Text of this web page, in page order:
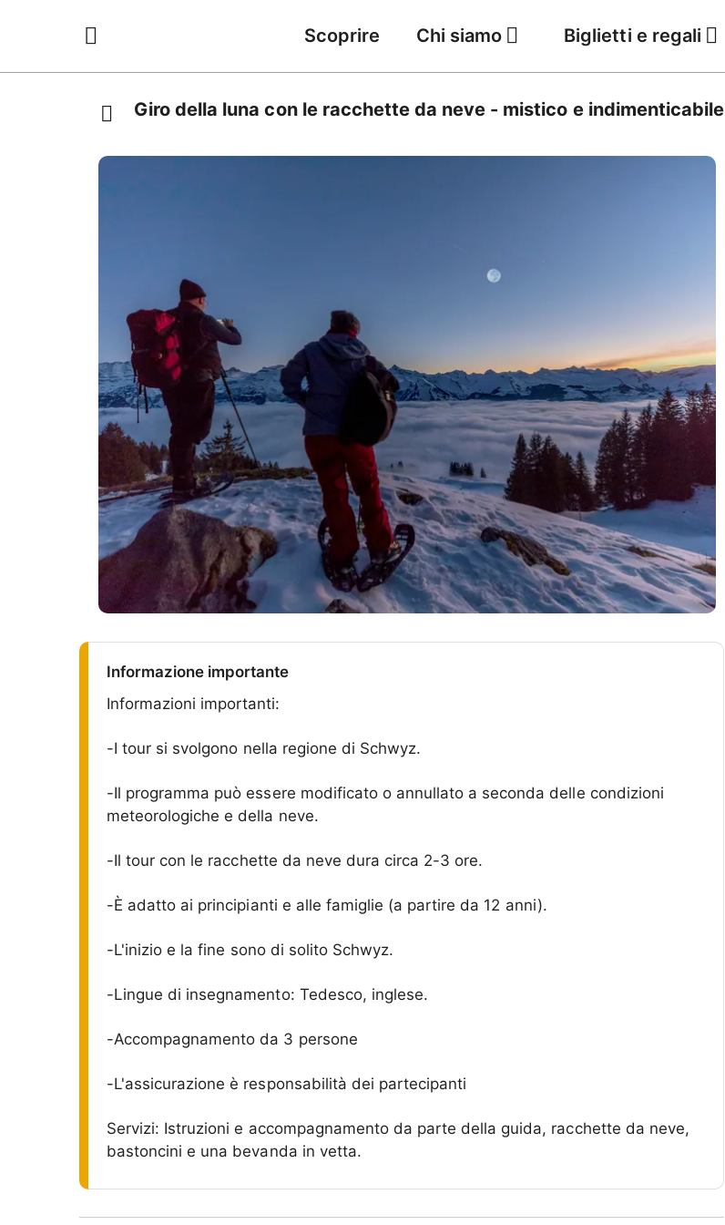
Scoprire Chi siamo Biglietti e regali
Il tempo
Giro della luna con le racchette da neve - mistico e indimenticabile
Informazione importante
Informazioni importanti:
-I tour si svolgono nella regione di Schwyz.
-Il programma può essere modificato o annullato a seconda delle condizioni
meteorologiche e della neve.
-Il tour con le racchette da neve dura circa 2-3 ore.
-È adatto ai principianti e alle famiglie (a partire da 12 anni).
-L'inizio e la fine sono di solito Schwyz.
-Lingue di insegnamento: Tedesco, inglese.
-Accompagnamento da 3 persone
-L'assicurazione è responsabilità dei partecipanti
Servizi: Istruzioni e accompagnamento da parte della guida, racchette da neve,
bastoncini e una bevanda in vetta.